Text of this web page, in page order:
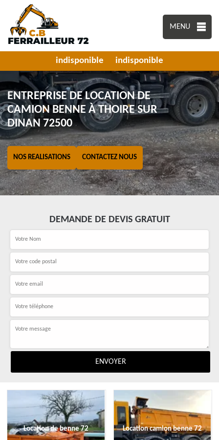
MENU
indisponible indisponible
ENTREPRISE DE LOCATION DE
CAMION BENNE À THOIRE SUR
DINAN 72500
NOS REALISATIONS CONTACTEZ NOUS
DEMANDE DE DEVIS GRATUIT
Location de benne 72 Location camion benne 72